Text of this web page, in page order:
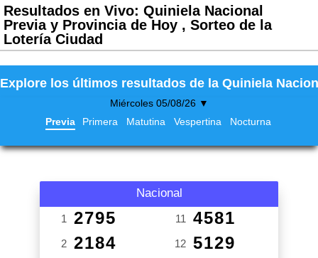
Resultados en Vivo: Quiniela Nacional
Previa y Provincia de Hoy , Sorteo de la
Lotería Ciudad
Explore los últimos resultados de la Quiniela
Miércoles 05/08/26 ▼
Previa
Primera Matutina Vespertina Nocturna
Nacional
1 2795
2 2184
11 4581
12 5129